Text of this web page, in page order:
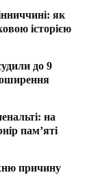
як
історією
до 9
на
пам’яті
причину